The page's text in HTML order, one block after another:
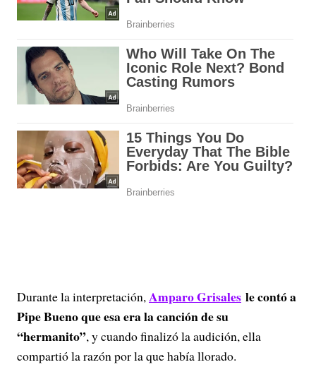
Durante la interpretación,Amparo Grisales le contó a
Pipe Bueno que esa era la canción de su
“hermanito”, y cuando finalizó la audición, ella
compartió la razón por la que había llorado.